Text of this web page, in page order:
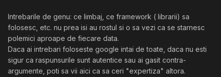
Intrebarile de genu: ce limbaj, ce framework ( librarii) sa
folosesc, etc. nu prea isi au rostul si o sa vezi ca se starnesc
polemici aproape de fiecare data.
Daca ai intrebari foloseste google intai de toate, daca nu esti
sigur ca raspunsurile sunt autentice sau ai gasit contra-
argumente, poti sa vii aici ca sa ceri "expertiza" altora.